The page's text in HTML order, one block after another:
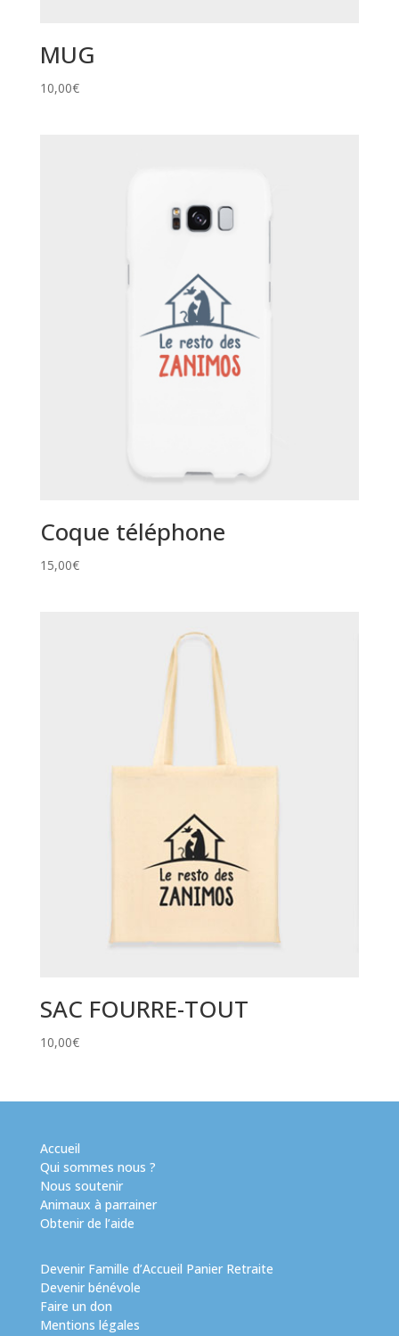
MUG
10,00€
Coque téléphone
15,00€
SAC FOURRE-TOUT
10,00€
Accueil
Qui sommes nous ?
Nous soutenir
Animaux à parrainer
Obtenir de l’aide
Devenir Famille d’Accueil Panier Retraite
Devenir bénévole
Faire un don
Mentions légales